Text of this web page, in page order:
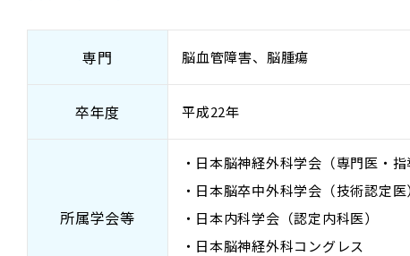
専門 脳血管障害、脳腫瘍
卒年度 平成22年
所属学会等
日本脳神経外科学会（専門医・指
日本脳卒中外科学会（技術認定医
日本内科学会（認定内科医）
日本脳神経外科コングレス